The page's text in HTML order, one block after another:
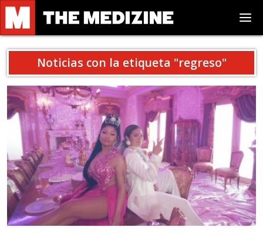
Noticias con la etiqueta "regreso"